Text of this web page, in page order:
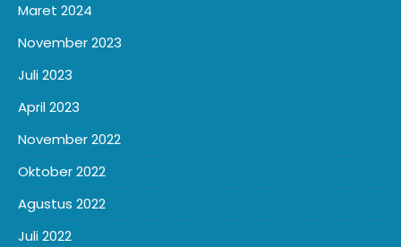
Maret 2024
November 2023
Juli 2023
April 2023
November 2022
Oktober 2022
Agustus 2022
Juli 2022